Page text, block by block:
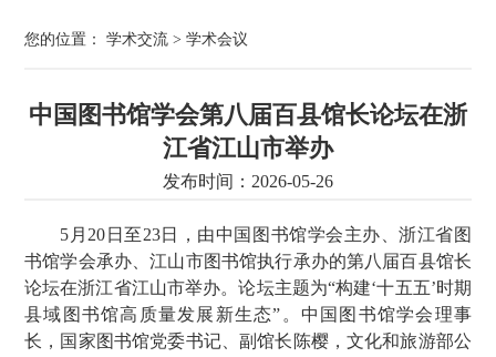
您的位置： 学术交流 > 学术会议
中国图书馆学会第八届百县馆长论坛在浙
江省江山市举办
发布时间：2026-05-26
5月20日至23日，由中国图书馆学会主办、浙江省图
书馆学会承办、江山市图书馆执行承办的第八届百县馆长
论坛在浙江省江山市举办。论坛主题为“构建‘十五五’时期
县域图书馆高质量发展新生态”。中国图书馆学会理事
长，国家图书馆党委书记、副馆长陈樱，文化和旅游部公